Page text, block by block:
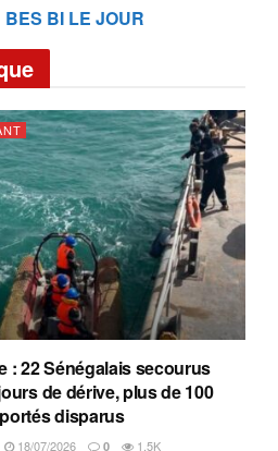
BES BI LE JOUR
: 22 Sénégalais secourus
de dérive, plus de 100
disparus
18/07/2026 0 1.5K